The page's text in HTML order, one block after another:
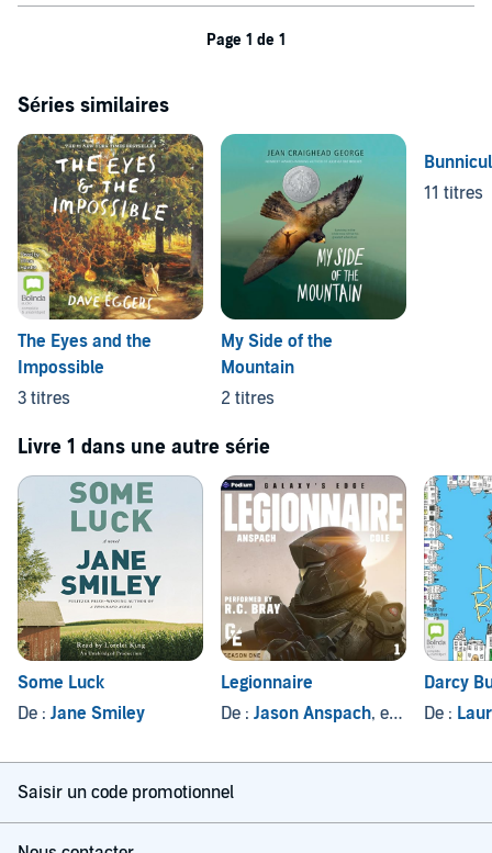
Page 1 de 1
Séries similaires
The Eyes and the
Impossible
3 titres
My Side of the
Mountain
2 titres
11 titres
Livre 1 dans une autre série
Some Luck
De : Jane Smiley
Legionnaire
De : Jason Anspach, et autres
Darcy
De :
Saisir un code promotionnel